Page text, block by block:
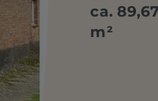
ca. 89,67
m²